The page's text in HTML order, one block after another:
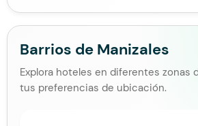
Barrios de Manizales
Explora hoteles en diferentes zonas
tus preferencias de ubicación.